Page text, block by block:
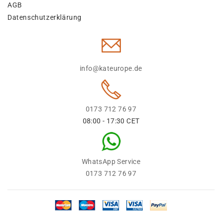
AGB
Datenschutzerklärung
info@kateurope.de
0173 712 76 97
08:00 - 17:30 CET
WhatsApp Service
0173 712 76 97